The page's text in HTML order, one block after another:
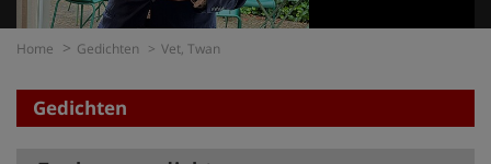
Home Gedichten Vet, Twan
Gedichten